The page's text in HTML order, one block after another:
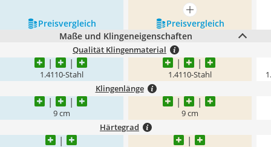
mehr anzeigen
Preis­vergleich
Preis­vergleich
Maße und Klingeneigenschaften
Qualität Klingenmaterial
1.4110-Stahl 1.4110-Stahl
Klingenlänge
9 cm 9 cm
Härtegrad